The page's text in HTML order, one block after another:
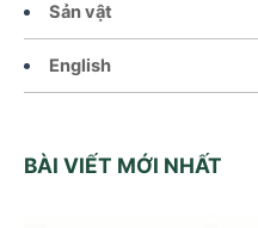
Sản vật
English
BÀI VIẾT MỚI NHẤT